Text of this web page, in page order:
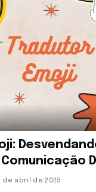
de abril de 2025